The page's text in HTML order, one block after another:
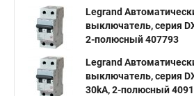
Legrand
выключатель, серия
2-полюсный 407793
Legrand
выключатель, серия
30kA, 2-полюсный